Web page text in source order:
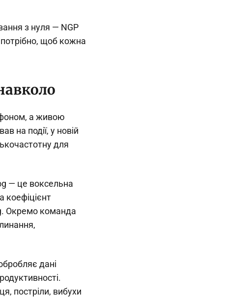
з нуля — NGP
щоб кожна
а живою
на події, у новій
для
— це воксельна
коефіцієнт
Окремо команда
дані
постріли, вибухи